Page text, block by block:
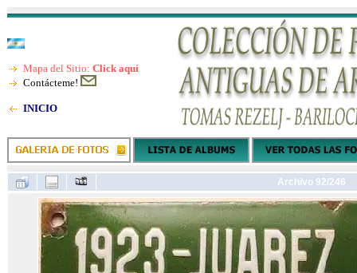
Mapa del Sitio: Click aquí
Contácteme!
INICIO
Archivo 92/246